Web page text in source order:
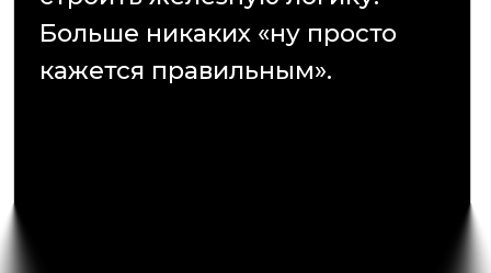
8 000 подписчиков
Дебатляндия
33 000 подписчиков
Структура курса